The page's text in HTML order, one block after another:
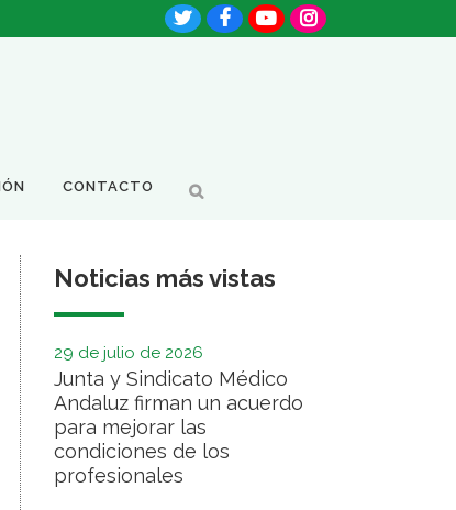
CONTACTO
Noticias más vistas
29 de julio de 2026
Junta y Sindicato Médico
Andaluz firman un acuerdo
para mejorar las
condiciones de los
profesionales